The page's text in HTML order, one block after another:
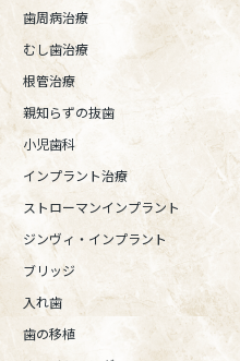
歯周病治療
むし歯治療
根管治療
親知らずの抜歯
小児歯科
インプラント治療
ストローマンインプラント
ジンヴィ・インプラント
ブリッジ
入れ歯
歯の移植